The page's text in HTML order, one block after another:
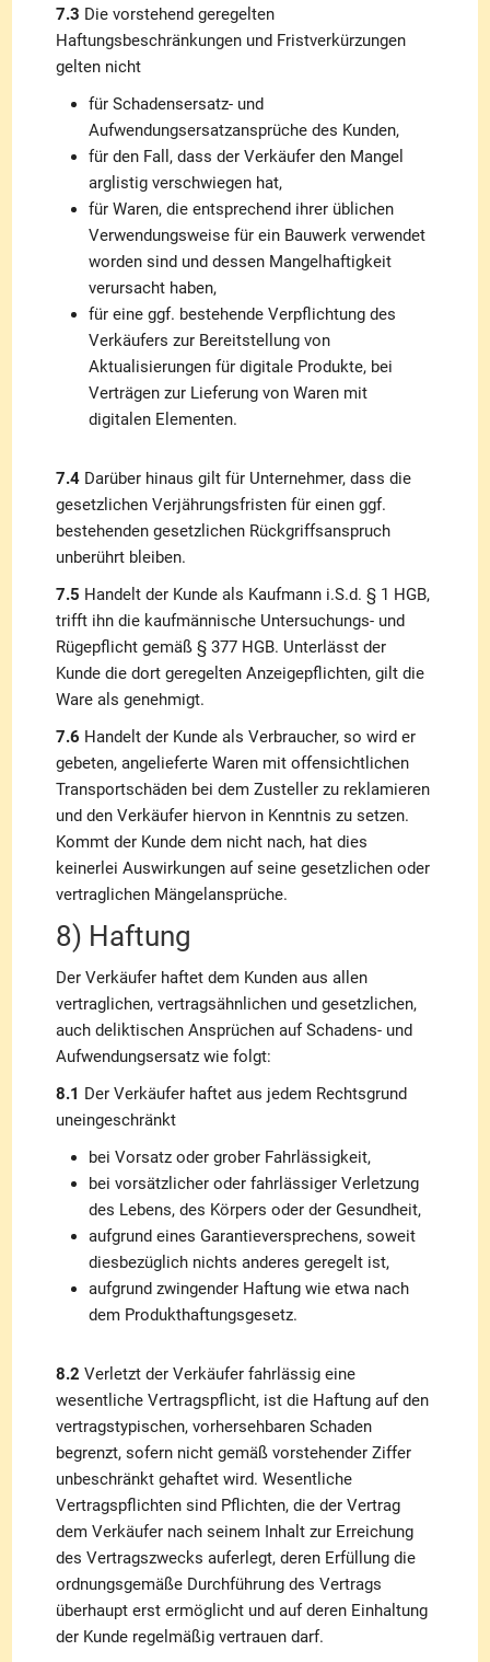
7.3 Die vorstehend geregelten
Haftungsbeschränkungen und Fristverkürzungen
gelten nicht
für Schadensersatz- und
Aufwendungsersatzansprüche des Kunden,
für den Fall, dass der Verkäufer den Mangel
arglistig verschwiegen hat,
für Waren, die entsprechend ihrer üblichen
Verwendungsweise für ein Bauwerk verwendet
worden sind und dessen Mangelhaftigkeit
verursacht haben,
für eine ggf. bestehende Verpflichtung des
Verkäufers zur Bereitstellung von
Aktualisierungen für digitale Produkte, bei
Verträgen zur Lieferung von Waren mit
digitalen Elementen.
7.4 Darüber hinaus gilt für Unternehmer, dass die
gesetzlichen Verjährungsfristen für einen ggf.
bestehenden gesetzlichen Rückgriffsanspruch
unberührt bleiben.
7.5 Handelt der Kunde als Kaufmann i.S.d. § 1 HGB,
trifft ihn die kaufmännische Untersuchungs- und
Rügepflicht gemäß § 377 HGB. Unterlässt der
Kunde die dort geregelten Anzeigepflichten, gilt die
Ware als genehmigt.
7.6 Handelt der Kunde als Verbraucher, so wird er
gebeten, angelieferte Waren mit offensichtlichen
Transportschäden bei dem Zusteller zu reklamieren
und den Verkäufer hiervon in Kenntnis zu setzen.
Kommt der Kunde dem nicht nach, hat dies
keinerlei Auswirkungen auf seine gesetzlichen oder
vertraglichen Mängelansprüche.
8) Haftung
Der Verkäufer haftet dem Kunden aus allen
vertraglichen, vertragsähnlichen und gesetzlichen,
auch deliktischen Ansprüchen auf Schadens- und
Aufwendungsersatz wie folgt:
8.1 Der Verkäufer haftet aus jedem Rechtsgrund
uneingeschränkt
bei Vorsatz oder grober Fahrlässigkeit,
bei vorsätzlicher oder fahrlässiger Verletzung
des Lebens, des Körpers oder der Gesundheit,
aufgrund eines Garantieversprechens, soweit
diesbezüglich nichts anderes geregelt ist,
aufgrund zwingender Haftung wie etwa nach
dem Produkthaftungsgesetz.
8.2 Verletzt der Verkäufer fahrlässig eine
wesentliche Vertragspflicht, ist die Haftung auf den
vertragstypischen, vorhersehbaren Schaden
begrenzt, sofern nicht gemäß vorstehender Ziffer
unbeschränkt gehaftet wird. Wesentliche
Vertragspflichten sind Pflichten, die der Vertrag
dem Verkäufer nach seinem Inhalt zur Erreichung
des Vertragszwecks auferlegt, deren Erfüllung die
ordnungsgemäße Durchführung des Vertrags
überhaupt erst ermöglicht und auf deren Einhaltung
der Kunde regelmäßig vertrauen darf.